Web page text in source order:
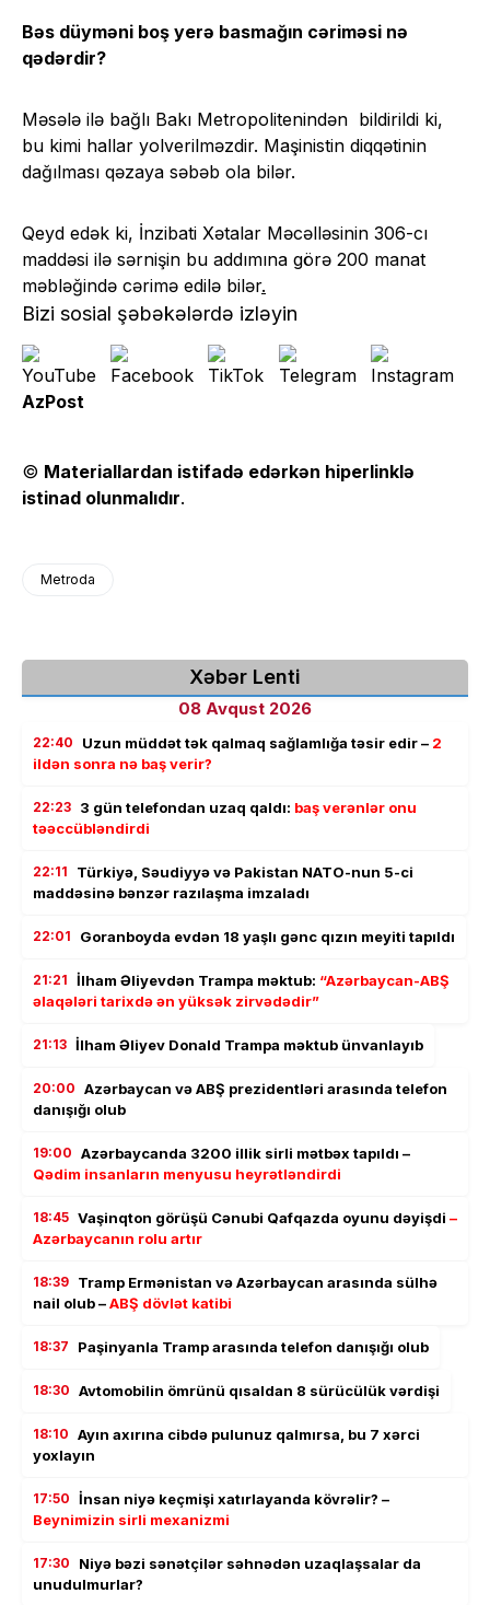
Bəs düyməni boş yerə basmağın cəriməsi nə
qədərdir?
Məsələ ilə bağlı Bakı Metropolitenindən bildirildi ki,
bu kimi hallar yolverilməzdir. Maşinistin diqqətinin
dağılması qəzaya səbəb ola bilər.
Qeyd edək ki, İnzibati Xətalar Məcəlləsinin 306-cı
maddəsi ilə sərnişin bu addımına görə 200 manat
məbləğində cərimə edilə bilər.
Bizi sosial şəbəkələrdə izləyin
AzPost
© Materiallardan istifadə edərkən hiperlinklə
istinad olunmalıdır.
Metroda
Xəbər Lenti
08 Avqust 2026
22:40 Uzun müddət tək qalmaq sağlamlığa təsir edir – 2
ildən sonra nə baş verir?
22:23 3 gün telefondan uzaq qaldı: baş verənlər onu
təəccübləndirdi
22:11
Türkiyə, Səudiyyə və Pakistan NATO-nun 5-ci
maddəsinə bənzər razılaşma imzaladı
22:01 Goranboyda evdən 18 yaşlı gənc qızın meyiti tapıldı
21:21 İlham Əliyevdən Trampa məktub: “Azərbaycan-ABŞ
əlaqələri tarixdə ən yüksək zirvədədir”
21:13 İlham Əliyev Donald Trampa məktub ünvanlayıb
20:00 Azərbaycan və ABŞ prezidentləri arasında telefon
danışığı olub
19:00 Azərbaycanda 3200 illik sirli mətbəx tapıldı –
Qədim insanların menyusu heyrətləndirdi
18:45 Vaşinqton görüşü Cənubi Qafqazda oyunu dəyişdi –
Azərbaycanın rolu artır
18:39 Tramp Ermənistan və Azərbaycan arasında sülhə
nail olub –ABŞ dövlət katibi
18:37 Paşinyanla Tramp arasında telefon danışığı olub
18:30 Avtomobilin ömrünü qısaldan 8 sürücülük vərdişi
18:10 Ayın axırına cibdə pulunuz qalmırsa, bu 7 xərci
yoxlayın
17:50 İnsan niyə keçmişi xatırlayanda kövrəlir? –
Beynimizin sirli mexanizmi
17:30
Niyə bəzi sənətçilər səhnədən uzaqlaşsalar da
unudulmurlar?